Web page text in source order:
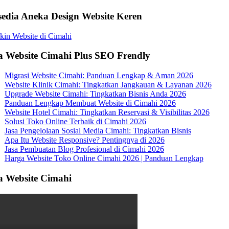
Aneka Design Website Keren
Website Cimahi Plus SEO Frendly
Migrasi Website Cimahi: Panduan Lengkap & Aman 2026
Website Klinik Cimahi: Tingkatkan Jangkauan & Layanan 2026
Upgrade Website Cimahi: Tingkatkan Bisnis Anda 2026
Panduan Lengkap Membuat Website di Cimahi 2026
Website Hotel Cimahi: Tingkatkan Reservasi & Visibilitas 2026
Solusi Toko Online Terbaik di Cimahi 2026
Jasa Pengelolaan Sosial Media Cimahi: Tingkatkan Bisnis
Apa Itu Website Responsive? Pentingnya di 2026
Jasa Pembuatan Blog Profesional di Cimahi 2026
Harga Website Toko Online Cimahi 2026 | Panduan Lengkap
Website Cimahi